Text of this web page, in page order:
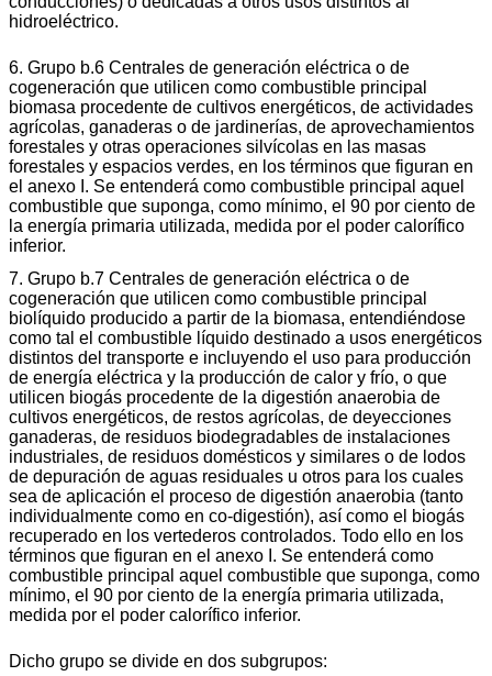
hidroeléctrico.
6. Grupo b.6 Centrales de generación eléctrica o de
cogeneración que utilicen como combustible principal
biomasa procedente de cultivos energéticos, de actividades
agrícolas, ganaderas o de jardinerías, de aprovechamientos
forestales y otras operaciones silvícolas en las masas
forestales y espacios verdes, en los términos que figuran en
el anexo I. Se entenderá como combustible principal aquel
combustible que suponga, como mínimo, el 90 por ciento de
la energía primaria utilizada, medida por el poder calorífico
inferior.
7. Grupo b.7 Centrales de generación eléctrica o de
cogeneración que utilicen como combustible principal
biolíquido producido a partir de la biomasa, entendiéndose
como tal el combustible líquido destinado a usos energéticos
distintos del transporte e incluyendo el uso para producción
de energía eléctrica y la producción de calor y frío, o que
utilicen biogás procedente de la digestión anaerobia de
cultivos energéticos, de restos agrícolas, de deyecciones
ganaderas, de residuos biodegradables de instalaciones
industriales, de residuos domésticos y similares o de lodos
de depuración de aguas residuales u otros para los cuales
sea de aplicación el proceso de digestión anaerobia (tanto
individualmente como en co-digestión), así como el biogás
recuperado en los vertederos controlados. Todo ello en los
términos que figuran en el anexo I. Se entenderá como
combustible principal aquel combustible que suponga, como
mínimo, el 90 por ciento de la energía primaria utilizada,
medida por el poder calorífico inferior.
Dicho grupo se divide en dos subgrupos: